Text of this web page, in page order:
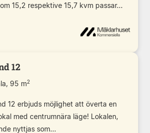
15,2 respektive 15,7 kvm passar...
12
95 m2
12 erbjuds möjlighet att överta en
med centrumnära läge! Lokalen,
nyttjas som...